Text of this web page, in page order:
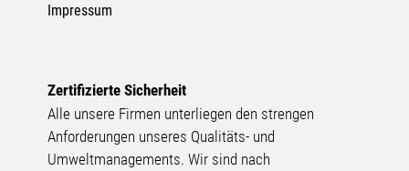
Impressum
Zertifizierte Sicherheit
Alle unsere Firmen unterliegen den strengen
Anforderungen unseres Qualitäts- und
Umweltmanagements. Wir sind nach